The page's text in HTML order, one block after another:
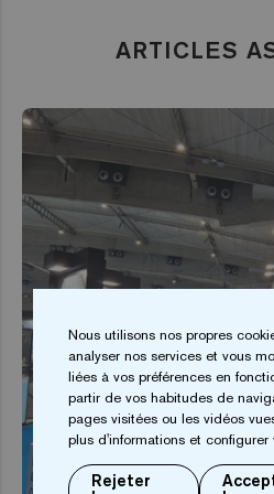
ARTICLES
Nous utilisons nos propres
analyser nos services et vous
liées à vos préférences en
partir de vos habitudes de
pages visitées ou les vidéos
plus d'informations et configurer
Rejeter